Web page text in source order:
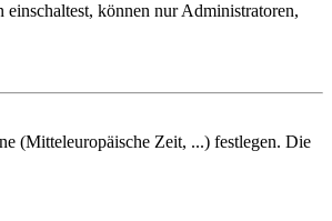
können nur Administratoren,
(Mitteleuropäische Zeit, ...) festlegen. Die